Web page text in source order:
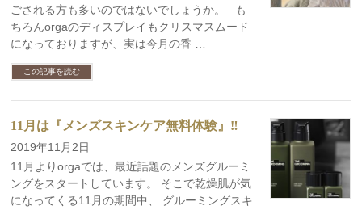
ごされる方も多いのではないでしょうか。 も
ちろんorgaのディスプレイもクリスマスムード
になっておりますが、実は今月の香 …
この記事を読む
11月は『メンズスキンケア無料体験』‼︎
2019年11月2日
11月よりorgaでは、最近話題のメンズグルーミ
ングをスタートしています。 そこで乾燥肌が気
になってくる11月の期間中、 グルーミングスキ